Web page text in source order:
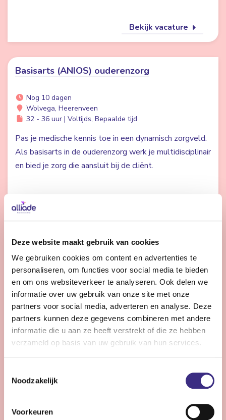
Deze website maakt gebruik van cookies
We gebruiken cookies om content en advertenties te
personaliseren, om functies voor social media te bieden
en om ons websiteverkeer te analyseren. Ook delen we
informatie over uw gebruik van onze site met onze
partners voor social media, adverteren en analyse. Deze
partners kunnen deze gegevens combineren met andere
informatie die u aan ze heeft verstrekt of die ze hebben
verzameld op basis van uw gebruik van hun services.
Noodzakelijk
Voorkeuren
Bekijk vacature
Basisarts (ANIOS) ouderenzorg
Nog 10 dagen
Wolvega, Heerenveen
32 - 36 uur | Voltijds, Bepaalde tijd
Pas je medische kennis toe in een dynamisch zorgveld.
Als basisarts in de ouderenzorg werk je multidisciplinair
en bied je zorg die aansluit bij de cliënt.
Gedragskundige jeugdzorg
Nog 10 dagen
Friesland
24 - 36 uur | Deeltijds, Onbepaalde tijd
Wil jij jouw expertise inzetten voor kinderen en
jongeren (0-18 jr) met een licht verstandelijke
beperking? Versterk ons team en draag bij aan hun zorg
Bekijk vacature